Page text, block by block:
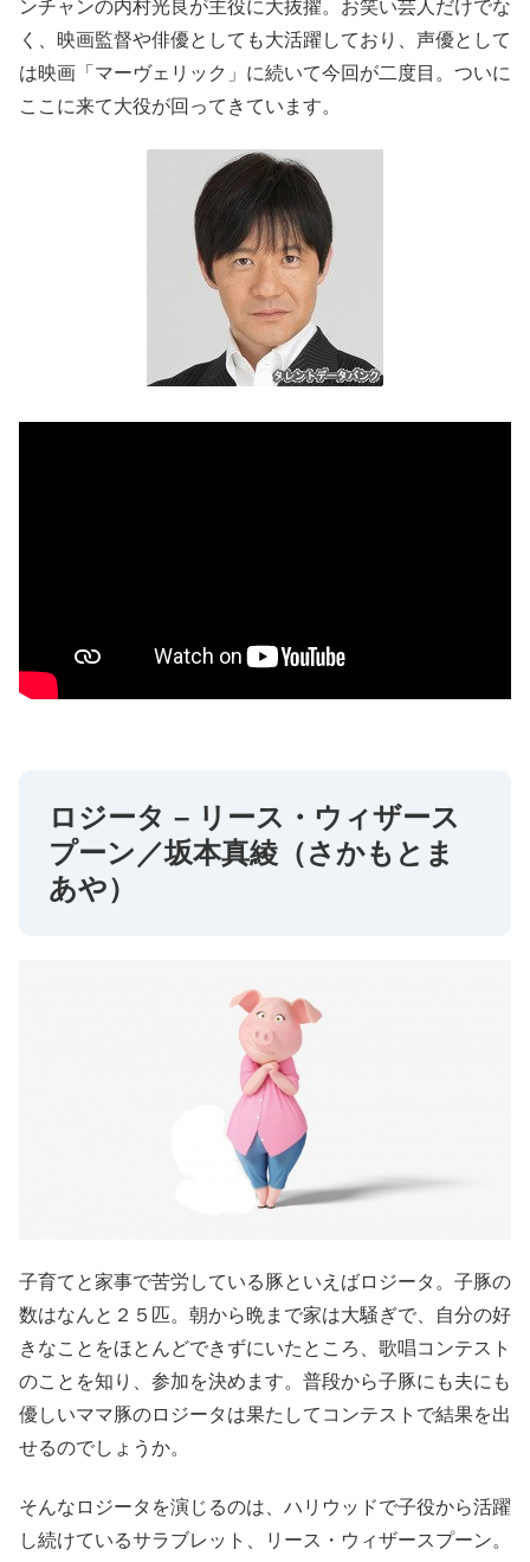
ンチャンの内村光良が主役に大抜擢。お笑い芸人だけでな
く、映画監督や俳優としても大活躍しており、声優として
は映画「マーヴェリック」に続いて今回が二度目。ついに
ここに来て大役が回ってきています。
ロジータ – リース・ウィザース
プーン／坂本真綾（さかもとま
あや）
子育てと家事で苦労している豚といえばロジータ。子豚の
数はなんと２５匹。朝から晩まで家は大騒ぎで、自分の好
きなことをほとんどできずにいたところ、歌唱コンテスト
のことを知り、参加を決めます。普段から子豚にも夫にも
優しいママ豚のロジータは果たしてコンテストで結果を出
せるのでしょうか。
そんなロジータを演じるのは、ハリウッドで子役から活躍
し続けているサラブレット、リース・ウィザースプーン。